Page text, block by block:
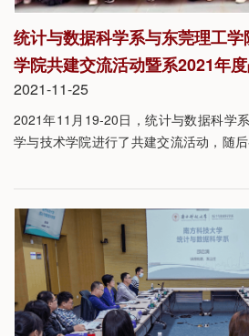
统计与数据科学系与东莞理工
学院共建交流活动暨系2021年
2021-11-25
2021年11月19-20日，统计与数据科学
学与技术学院进行了共建交流活动，随
略研讨会。本次活动由统计系系主任、
系全体教师及行政人员出席并参加。